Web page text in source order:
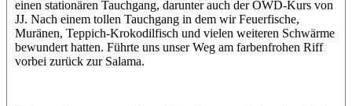
einen stationären Tauchgang, darunter auch der OWD-Kurs von
JJ. Nach einem tollen Tauchgang in dem wir Feuerfische,
Muränen, Teppich-Krokodilfisch und vielen weiteren Schwärme
bewundert hatten. Führte uns unser Weg am farbenfrohen Riff
vorbei zurück zur Salama.